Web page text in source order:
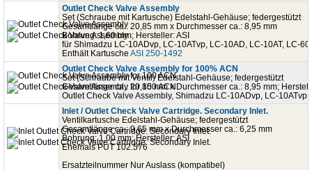
Outlet Check Valve Assembly
Set (Schraube mit Kartusche) Edelstahl-Gehäuse; federgestützt
Gesamtlänge ca.: 20,85 mm x Durchmesser ca.: 8,95 mm
Bohrung: 1,60 mm; Hersteller: ASI
für Shimadzu LC-10ADvp, LC-10ATvp, LC-10AD, LC-10AT, LC-
Enthält Kartusche ASI 250-1492
Outlet Check Valve Assembly for 100% ACN
Set (Schraube mit Ventil) Edelstahl-Gehäuse; federgestützt
Gesamtlänge ca.: 20,85 mm x Durchmesser ca.: 8,95 mm;
Outlet Check Valve Assembly, Shimadzu LC-10ADvp, LC-
Inlet / Outlet Check Valve Cartridge. Secondary Inlet.
Ventilkartusche Edelstahl-Gehäuse; federgestützt
Gesamtlänge ca.: 9,65 mm x Durchmesser ca.: 6,25 mm
Bohrung: 1,00 mm; Hersteller: ASI
Ehemals PUT 102.576
Ersatzteilnummer Nur Auslass (kompatibel)